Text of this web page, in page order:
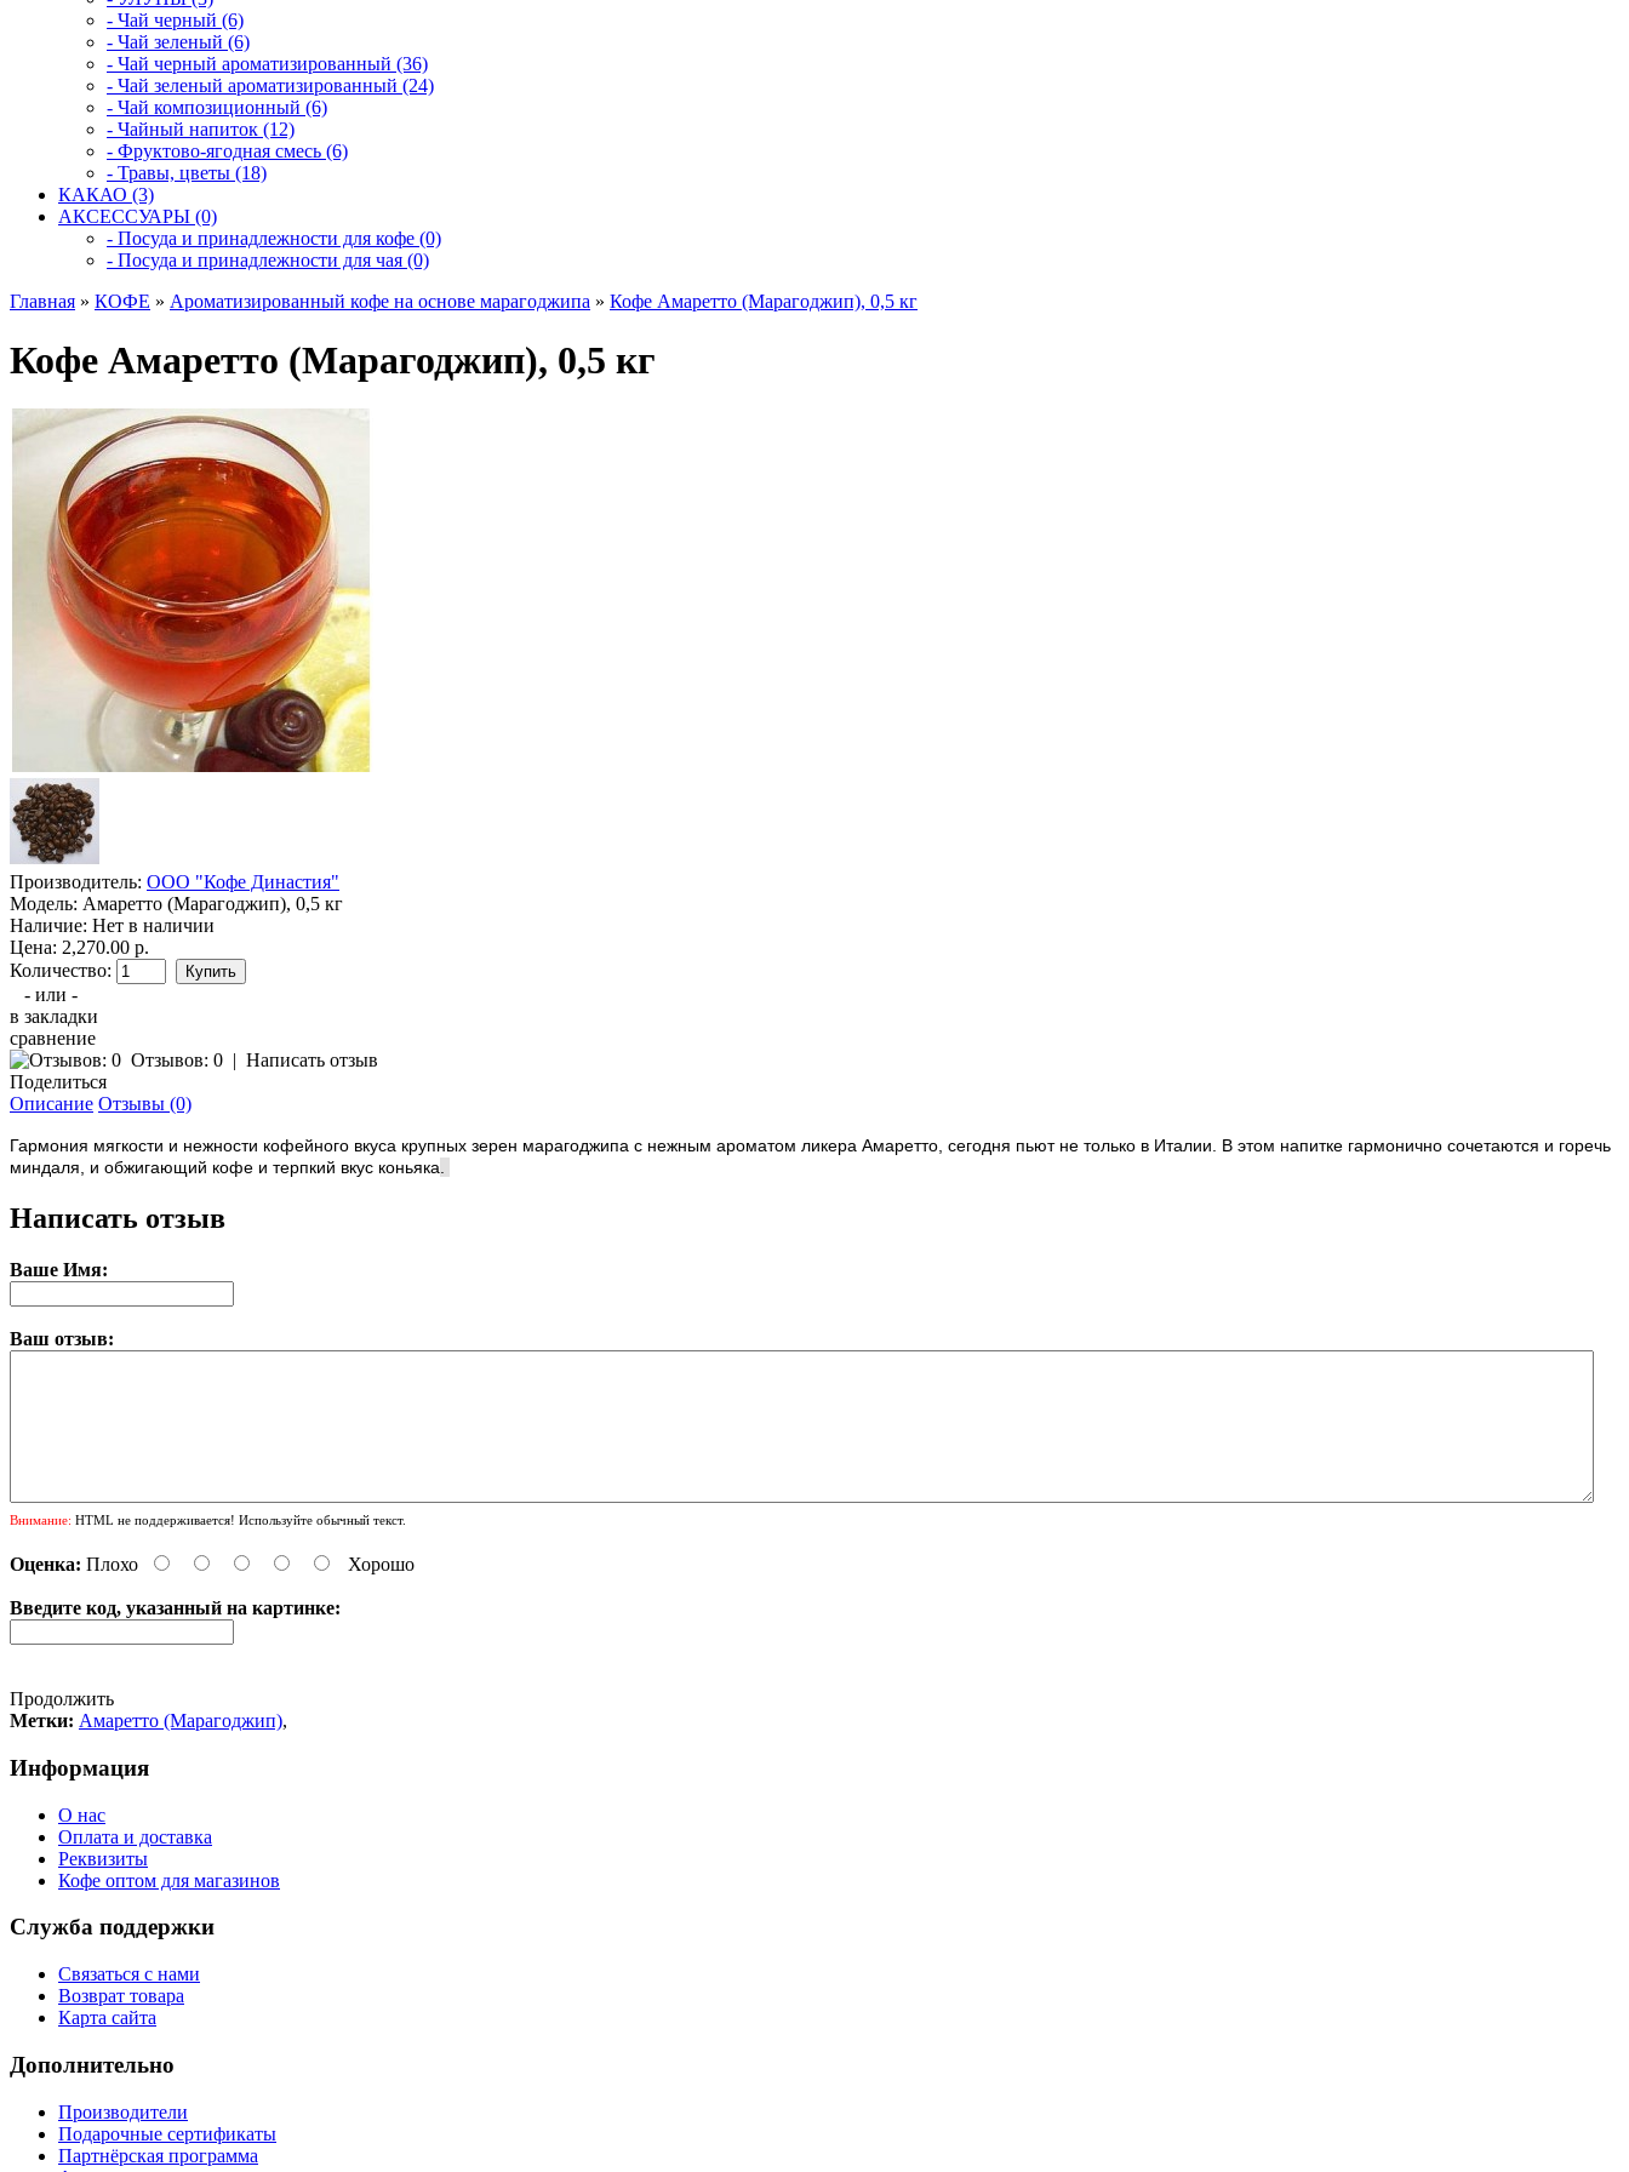
- Чай черный (6)
- Чай зеленый (6)
- Чай черный ароматизированный (36)
- Чай зеленый ароматизированный (24)
- Чай композиционный (6)
- Чайный напиток (12)
- Фруктово-ягодная смесь (6)
- Травы, цветы (18)
КАКАО (3)
АКСЕССУАРЫ (0)
- Посуда и принадлежности для кофе (0)
- Посуда и принадлежности для чая (0)
Главная » КОФЕ » Ароматизированный кофе на основе марагоджипа » Кофе Амаретто (Марагоджип), 0,5 кг
Кофе Амаретто (Марагоджип), 0,5 кг
Производитель: ООО "Кофе Династия"
Модель: Амаретто (Марагоджип), 0,5 кг
Наличие: Нет в наличии
Цена: 2,270.00 р.
Количество:
- или -
в закладки
сравнение
Отзывов: 0 | Написать отзыв
Поделиться
Описание Отзывы (0)
Гармония мягкости и нежности кофейного вкуса крупных зерен марагоджипа с нежным ароматом ликера Амаретто, сегодня пьют не только в Италии. В этом напитке гармонично сочетаются и горечь
миндаля, и обжигающий кофе и терпкий вкус коньяка.
Написать отзыв
Ваше Имя:
Ваш отзыв:
Внимание: HTML не поддерживается! Используйте обычный текст.
Оценка: Плохо Хорошо
Введите код, указанный на картинке:
Продолжить
Метки: Амаретто (Марагоджип),
Информация
О нас
Оплата и доставка
Реквизиты
Кофе оптом для магазинов
Служба поддержки
Связаться с нами
Возврат товара
Карта сайта
Дополнительно
Производители
Подарочные сертификаты
Партнёрская программа